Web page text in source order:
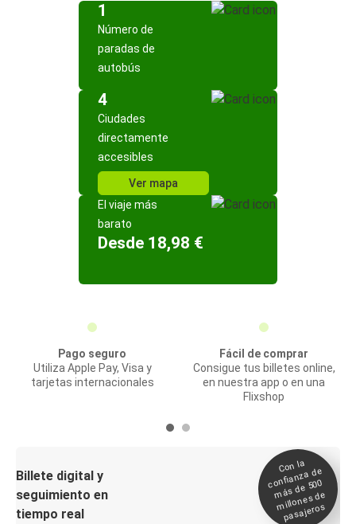
1
Número de
paradas de
autobús
4
Ciudades
directamente
accesibles
Ver mapa
El viaje más
barato
Desde 18,98 €
Pago seguro
Utiliza Apple Pay, Visa y
tarjetas internacionales
Fácil de comprar
Consigue tus billetes online,
en nuestra app o en una
Flixshop
Billete digital y
seguimiento en
tiempo real
Con la
confianza de
más de 500
millones de
pasajeros